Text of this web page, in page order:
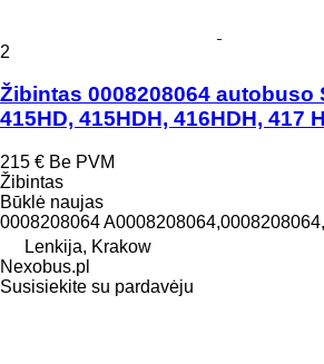
2
Žibintas 0008208064 autobuso
415HD, 415HDH, 416HDH, 417
215 € Be PVM
Žibintas
Būklė naujas
0008208064
Lenkija, Krakow
Nexobus.pl
Susisiekite su pardavėju